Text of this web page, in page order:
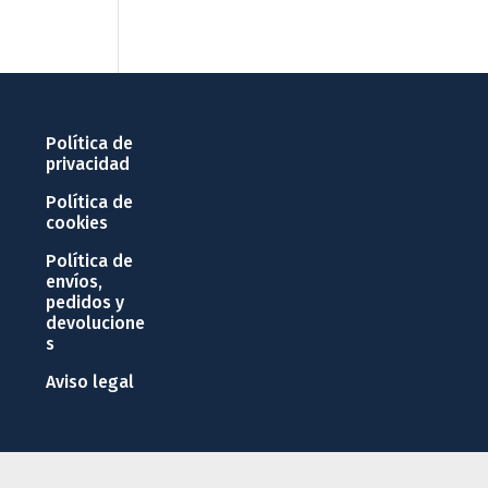
Política de
privacidad
Política de
cookies
Política de
envíos,
pedidos y
devolucione
s
Aviso legal